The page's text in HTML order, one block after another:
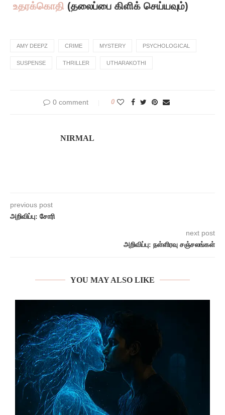
உதரக்கொதி (தலைப்பை கிளிக் செய்யவும்)
AMY DEEPZ CRIME MYSTERY PSYCHOLOGICAL
SUSPENSE THRILLER UTHARAKOTHI
0 comment 0
NIRMAL
previous post
அறிவிப்பு: சோரி
next post
அறிவிப்பு: நள்ளிரவு சஞ்சலங்கள்
YOU MAY ALSO LIKE